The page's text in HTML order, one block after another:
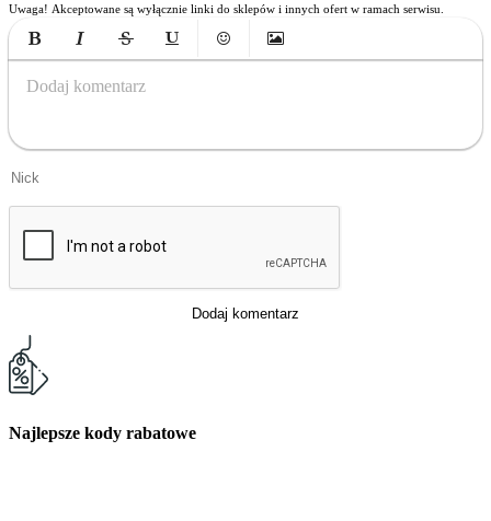
Uwaga! Akceptowane są wyłącznie linki do sklepów i innych ofert w ramach serwisu.
Bold Italic Strikethrough
UnderlineEmoticonsInsert Image
Dodaj komentarz
Dodaj komentarz
Najlepsze kody rabatowe